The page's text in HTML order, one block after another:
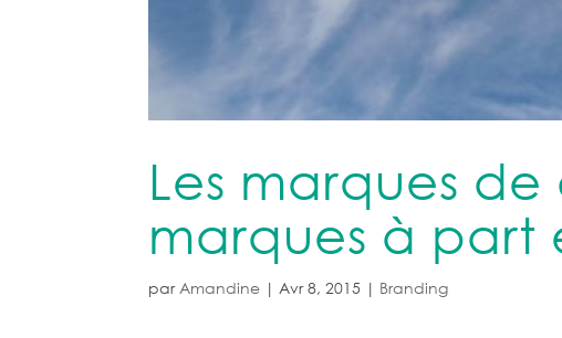
Les marques
marques à part
par Amandine | Avr 8, 2015 | Branding